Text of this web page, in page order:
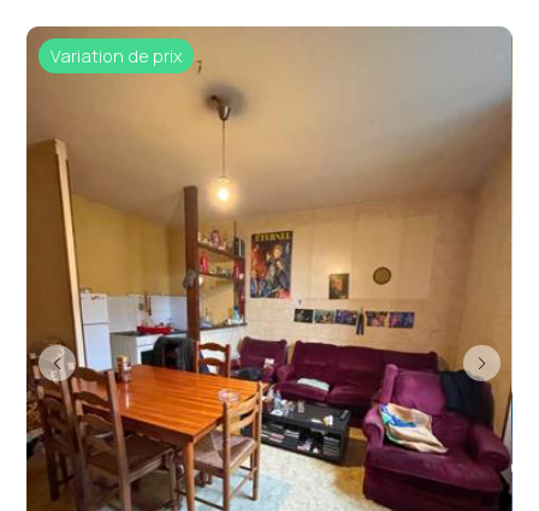
Variation de prix